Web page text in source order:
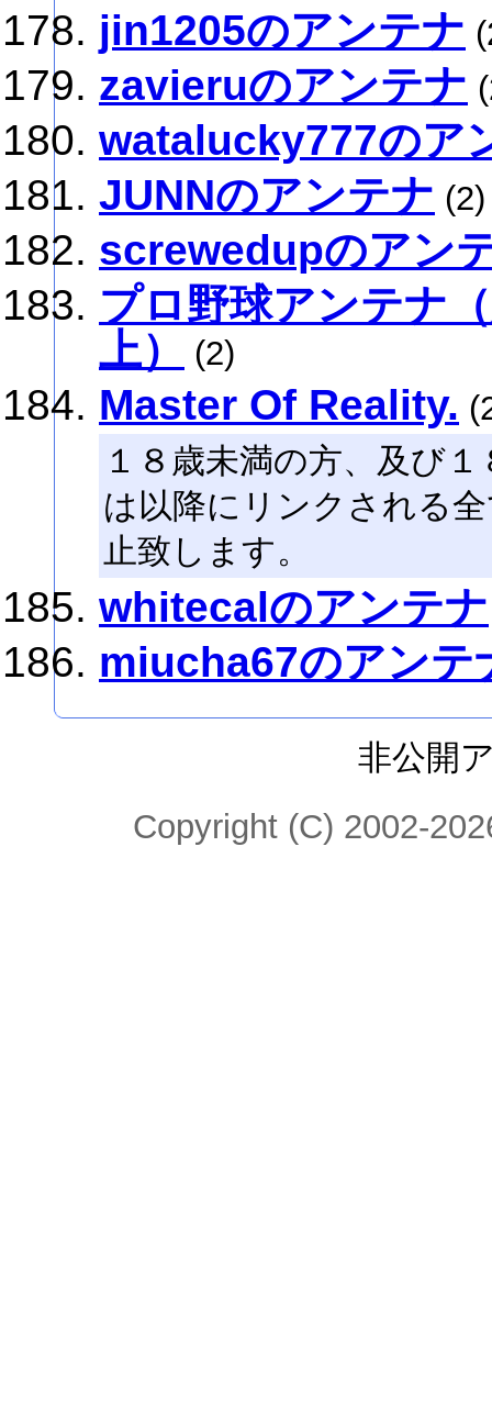
jin1205のアンテナ
zavieruのアンテナ
watalucky777のア
JUNNのアンテナ (2)
screwedupのアン
プロ野球アンテナ
上）
(2)
Master Of Reality.
１８歳未満の方、及び
は以降にリンクされる
止致します。
whitecalのアンテナ
miucha67のアンテ
非公開
Copyright (C) 2002-